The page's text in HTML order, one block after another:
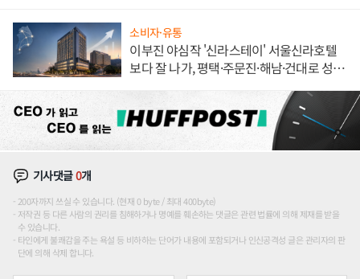
소비자·유통
이부진 야심작 '신라스테이' 서울신라호텔
보다 잘 나가, 평택·주문진·해남·건대로 성
기사댓글0개
200자까지 쓰실 수 있습니다. (현재 0 byte / 최대 400byte)
저작권 등 다른 사람의 권리를 침해하거나 명예를 훼손하는 댓글은 관련 법률에 의해 제재를 받을
수 있습니다.
타인에게 불쾌감을 주는 욕설 등 비하하는 단어가 내용에 포함되거나 인신공격성 글은 관리자의 판
단에 의해 삭제 합니다.